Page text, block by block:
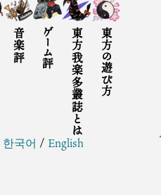
音楽評 ゲーム評 東方我楽多叢誌とは 東方の遊び方
한국어 / English